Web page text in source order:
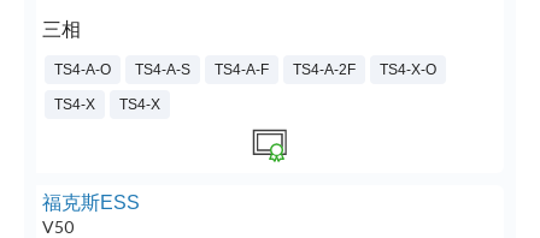
三相
TS4-A-O TS4-A-S TS4-A-F TS4-A-2F TS4-X-O
TS4-X TS4-X
福克斯ESS
V50